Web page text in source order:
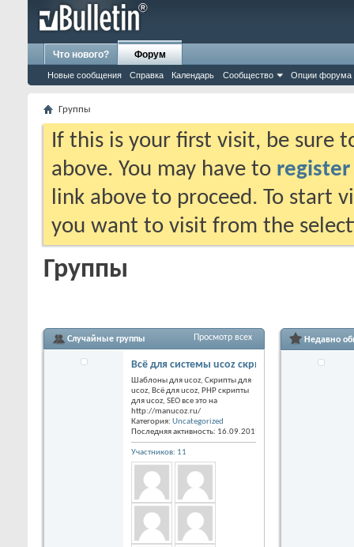
Что нового? Форум
Новые сообщения Справка Календарь Сообщество Опции форума
Группы
If this is your first visit, be sure
above. You may have to register
link above to proceed. To start
you want to visit from the
Группы
Просмотр всех
Случайные группы
Всё для системы ucoz скрипты и шаблоны,
Шаблоны для ucoz, Скрипты для
ucoz, Всё для ucoz, PHP скрипты
для ucoz, SEO все это на
http://manucoz.ru/
Категория: Uncategorized
Последняя активность: 16.09.2019
Участников: 11
Недавно